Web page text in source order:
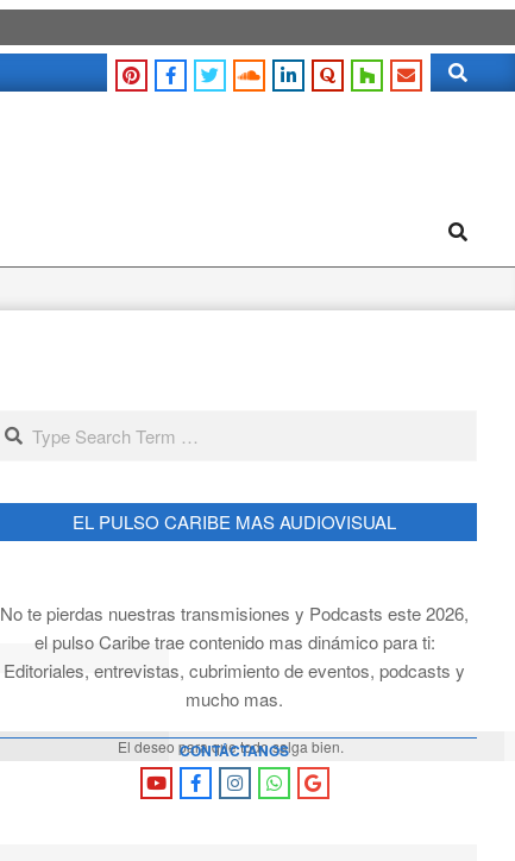
Search
Search
El deseo para que todo salga bien.
Search
EL PULSO CARIBE MAS AUDIOVISUAL
No te pierdas nuestras transmisiones y Podcasts este 2026,
el pulso Caribe trae contenido mas dinámico para ti:
Editoriales, entrevistas, cubrimiento de eventos, podcasts y
mucho mas.
CONTÁCTANOS